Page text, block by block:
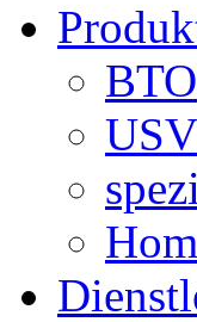
BTO
USV